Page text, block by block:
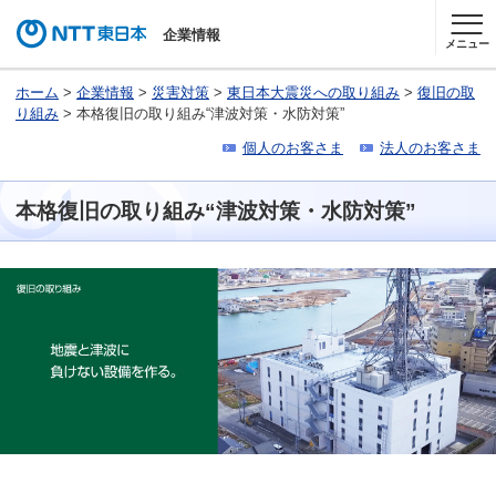
企業情報
メニュー
ホーム > 企業情報 > 災害対策 > 東日本大震災への取り組み > 復旧の取
り組み > 本格復旧の取り組み“津波対策・水防対策”
個人のお客さま 法人のお客さま
本格復旧の取り組み“津波対策・水防対策”